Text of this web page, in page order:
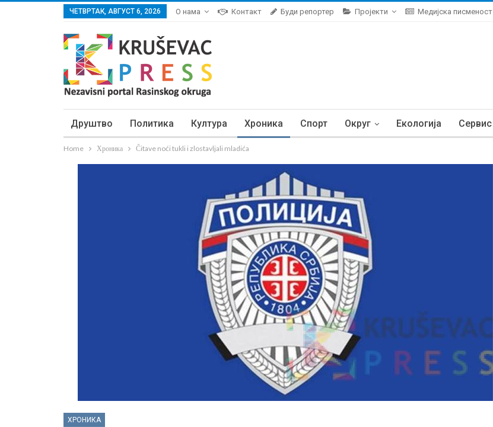
ЧЕТВРТАК, АВГУСТ 6, 2026 О нама Контакт Буди репортер Пројекти Медијска писменост
Друштво Политика Култура Хроника Спорт Округ Екологија Сервис
Home Хроника Čitave noći tukli i zlostavljali mladića
ХРОНИКА